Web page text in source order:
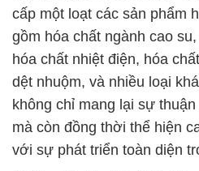
cấp một loạt các sản phẩm
gồm hóa chất ngành cao
hóa chất nhiệt điện, hóa
dệt nhuộm, và nhiều loại
không chỉ mang lại sự
mà còn đồng thời thể hiện
với sự phát triển toàn diện